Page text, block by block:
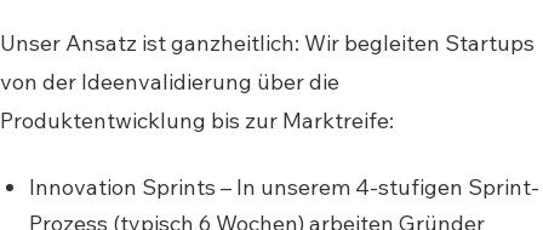
Unser Ansatz ist ganzheitlich: Wir begleiten Startups
von der Ideenvalidierung über die
Produktentwicklung bis zur Marktreife:
Innovation Sprints – In unserem 4-stufigen Sprint-
Prozess (typisch 6 Wochen) arbeiten Gründer